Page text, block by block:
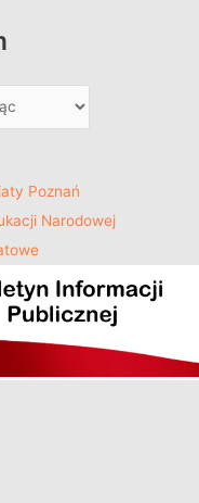
Poznań
Narodowej